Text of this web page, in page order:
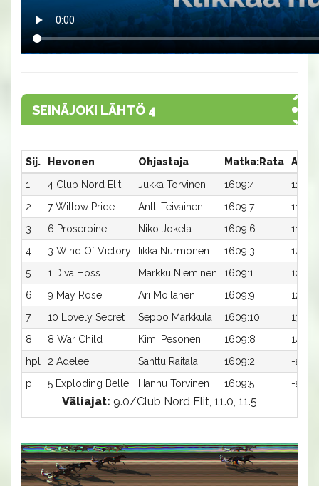
SEINÄJOKI LÄHTÖ 4
Sij. Hevonen Ohjastaja Matka:Rata
Aika
1
4 Club Nord Elit Jukka Torvinen 1609:4
11,0a
2
7 Willow Pride Antti Teivainen 1609:7
11,7a
3
6 Proserpine Niko Jokela 1609:6
11,8a
4
3 Wind Of Victory Iikka Nurmonen 1609:3
12,0a
5
1 Diva Hoss Markku Nieminen 1609:1
12,2a
6
9 May Rose Ari Moilanen 1609:9
12,6a
7
10 Lovely Secret Seppo Markkula 1609:10
13,2a
8
8 War Child Kimi Pesonen 1609:8
14,6ax
hpl
2 Adelee Santtu Raitala 1609:2
-a
p
5 Exploding Belle Hannu Torvinen 1609:5 -a
Väliajat: 9.0/Club Nord Elit, 11.0, 11.5